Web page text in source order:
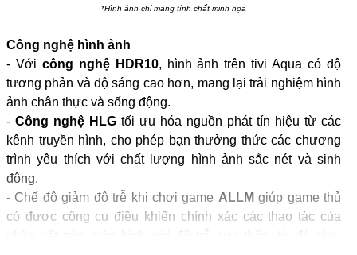
*Hình ảnh chỉ mang tính chất minh họa
Công nghệ hình ảnh
- Với công nghệ HDR10, hình ảnh trên tivi Aqua có độ
tương phản và độ sáng cao hơn, mang lại trải nghiệm hình
ảnh chân thực và sống động.
- Công nghệ HLG tối ưu hóa nguồn phát tín hiệu từ các
kênh truyền hình, cho phép bạn thưởng thức các chương
trình yêu thích với chất lượng hình ảnh sắc nét và sinh
động.
- Chế độ giảm độ trễ khi chơi game ALLM giúp game thủ
có được công cụ điều khiển chính xác các thao tác của